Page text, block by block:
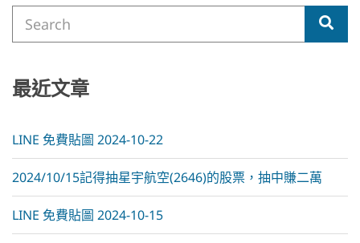
a
v
for:
最近文章
LINE 免費貼圖 2024-10-22
2024/10/15記得抽星宇航空(2646)的股票，抽中賺二萬
LINE 免費貼圖 2024-10-15